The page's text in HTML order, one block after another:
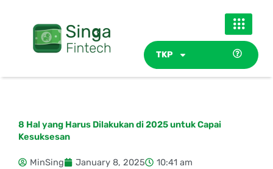
TKP
8 Hal yang Harus Dilakukan di 2025 untuk Capai
Kesuksesan
MinSing January 8, 2025
10:41 am